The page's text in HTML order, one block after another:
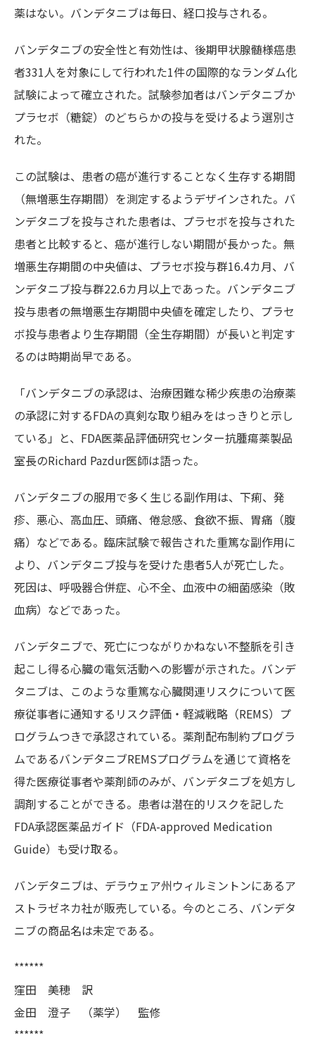
薬はない。バンデタニブは毎日、経口投与される。
バンデタニブの安全性と有効性は、後期甲状腺髄様癌患
者331人を対象にして行われた1件の国際的なランダム化
試験によって確立された。試験参加者はバンデタニブか
プラセボ（糖錠）のどちらかの投与を受けるよう選別さ
れた。
この試験は、患者の癌が進行することなく生存する期間
（無増悪生存期間）を測定するようデザインされた。バ
ンデタニブを投与された患者は、プラセボを投与された
患者と比較すると、癌が進行しない期間が長かった。無
増悪生存期間の中央値は、プラセボ投与群16.4カ月、バ
ンデタニブ投与群22.6カ月以上であった。バンデタニブ
投与患者の無増悪生存期間中央値を確定したり、プラセ
ボ投与患者より生存期間（全生存期間）が長いと判定す
るのは時期尚早である。
「バンデタニブの承認は、治療困難な稀少疾患の治療薬
の承認に対するFDAの真剣な取り組みをはっきりと示し
ている」と、FDA医薬品評価研究センター抗腫瘍薬製品
室長のRichard Pazdur医師は語った。
バンデタニブの服用で多く生じる副作用は、下痢、発
疹、悪心、高血圧、頭痛、倦怠感、食欲不振、胃痛（腹
痛）などである。臨床試験で報告された重篤な副作用に
より、バンデタニブ投与を受けた患者5人が死亡した。
死因は、呼吸器合併症、心不全、血液中の細菌感染（敗
血病）などであった。
バンデタニブで、死亡につながりかねない不整脈を引き
起こし得る心臓の電気活動への影響が示された。バンデ
タニブは、このような重篤な心臓関連リスクについて医
療従事者に通知するリスク評価・軽減戦略（REMS）プ
ログラムつきで承認されている。薬剤配布制約プログラ
ムであるバンデタニブREMSプログラムを通じて資格を
得た医療従事者や薬剤師のみが、バンデタニブを処方し
調剤することができる。患者は潜在的リスクを記した
FDA承認医薬品ガイド（FDA-approved Medication
Guide）も受け取る。
バンデタニブは、デラウェア州ウィルミントンにあるア
ストラゼネカ社が販売している。今のところ、バンデタ
ニブの商品名は未定である。
******
窪田 美穂 訳
金田 澄子 （薬学） 監修
******